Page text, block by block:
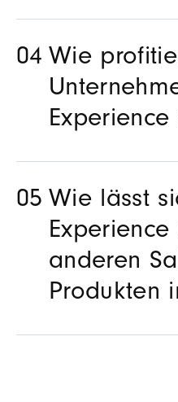
Wie
Experience
Wie lässt
anderen
Produkten